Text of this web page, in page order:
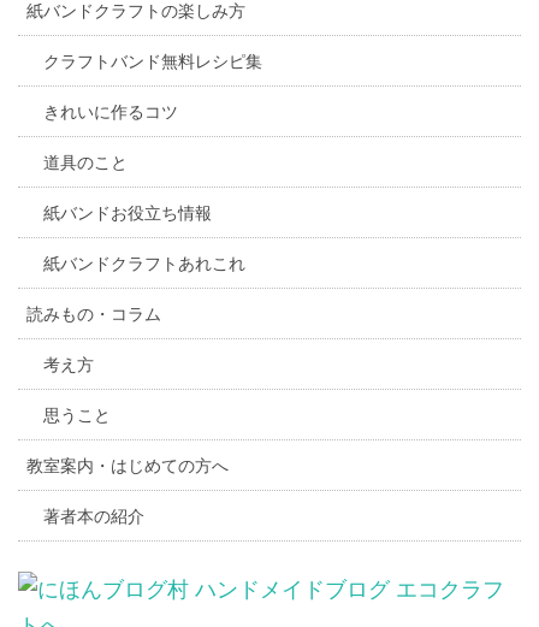
紙バンドクラフトの楽しみ方
クラフトバンド無料レシピ集
きれいに作るコツ
道具のこと
紙バンドお役立ち情報
紙バンドクラフトあれこれ
読みもの・コラム
考え方
思うこと
教室案内・はじめての方へ
著者本の紹介